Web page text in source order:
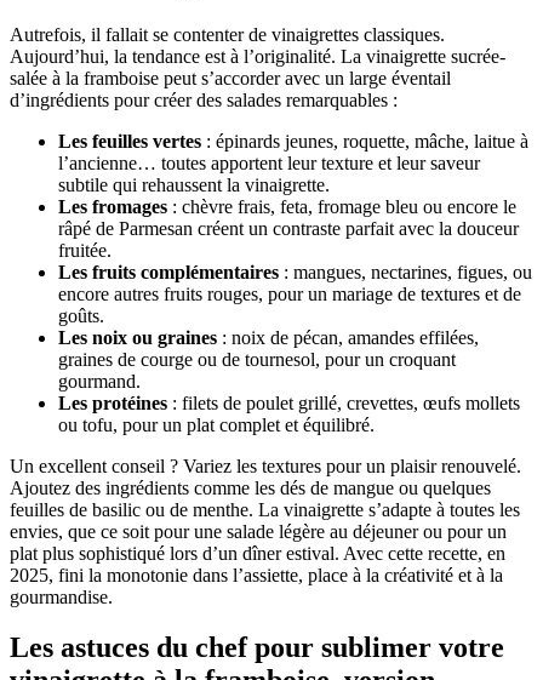
Autrefois, il fallait se contenter de vinaigrettes classiques.
Aujourd’hui, la tendance est à l’originalité. La vinaigrette sucrée-
salée à la framboise peut s’accorder avec un large éventail
d’ingrédients pour créer des salades remarquables :
Les feuilles vertes : épinards jeunes, roquette, mâche, laitue à
l’ancienne… toutes apportent leur texture et leur saveur
subtile qui rehaussent la vinaigrette.
Les fromages : chèvre frais, feta, fromage bleu ou encore le
râpé de Parmesan créent un contraste parfait avec la douceur
fruitée.
Les fruits complémentaires : mangues, nectarines, figues, ou
encore autres fruits rouges, pour un mariage de textures et de
goûts.
Les noix ou graines : noix de pécan, amandes effilées,
graines de courge ou de tournesol, pour un croquant
gourmand.
Les protéines : filets de poulet grillé, crevettes, œufs mollets
ou tofu, pour un plat complet et équilibré.
Un excellent conseil ? Variez les textures pour un plaisir renouvelé.
Ajoutez des ingrédients comme les dés de mangue ou quelques
feuilles de basilic ou de menthe. La vinaigrette s’adapte à toutes les
envies, que ce soit pour une salade légère au déjeuner ou pour un
plat plus sophistiqué lors d’un dîner estival. Avec cette recette, en
2025, fini la monotonie dans l’assiette, place à la créativité et à la
gourmandise.
Les astuces du chef pour sublimer votre